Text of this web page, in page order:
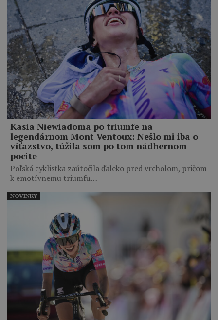
Kasia Niewiadoma po triumfe na
legendárnom Mont Ventoux: Nešlo mi iba o
víťazstvo, túžila som po tom nádhernom
pocite
Poľská cyklistka zaútočila ďaleko pred vrcholom, pričom
k emotívnemu triumfu…
NOVINKY